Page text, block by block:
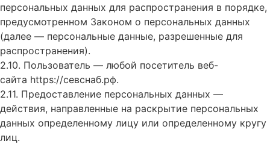
персональных данных для распространения в порядке,
предусмотренном Законом о персональных данных
(далее — персональные данные, разрешенные для
распространения).
2.10. Пользователь — любой посетитель веб-
сайта https://севснаб.рф.
2.11. Предоставление персональных данных —
действия, направленные на раскрытие персональных
данных определенному лицу или определенному кругу
лиц.